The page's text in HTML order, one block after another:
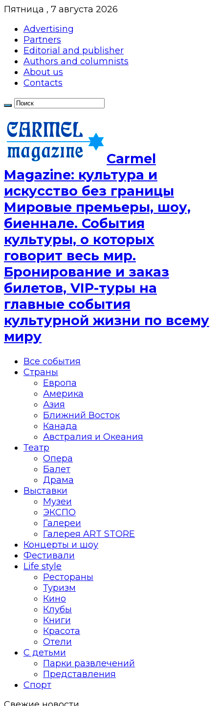
Пятница , 7 августа 2026
Advertising
Partners
Editorial and publisher
Authors and columnists
About us
Contacts
Сarmel
Magazine: культура и
искусство без границы
Мировые премьеры, шоу,
биеннале. События
культуры, о которых
говорит весь мир.
Бронирование и заказ
билетов, VIP-туры на
главные события
культурной жизни по всему
миру
Все события
Страны
Европа
Америка
Азия
Ближний Восток
Канада
Австралия и Океания
Театр
Опера
Балет
Драма
Выставки
Музеи
ЭКСПО
Галереи
Галерея ART STORE
Концерты и шоу
Фестивали
Life style
Рестораны
Туризм
Кино
Клубы
Книги
Красота
Отели
С детьми
Парки развлечений
Представления
Спорт